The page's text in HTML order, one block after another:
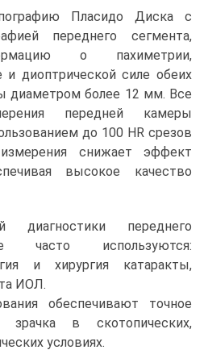
Пласидо Диска с
переднего сегмента,
о пахиметрии,
диоптрической силе обеих
диаметром более 12 мм. Все
передней камеры
до 100 HR срезов
снижает эффект
высокое качество
диагностики переднего
часто используются:
и хирургия катаракты,
ИОЛ.
обеспечивают точное
зрачка в скотопических,
условиях.